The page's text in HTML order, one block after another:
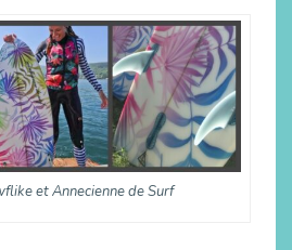
et Annecienne de Surf